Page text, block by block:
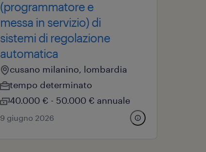
(programmatore e
messa in servizio) di
sistemi di regolazione
automatica
cusano milanino, lombardia
tempo determinato
40.000 € - 50.000 € annuale
9 giugno 2026